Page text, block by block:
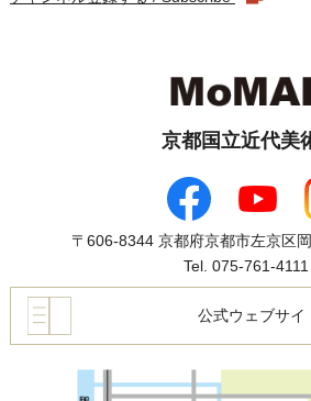
京都国立近代美
〒606-8344 京都府京都市左京区
Tel. 075-761-4111
公式ウェブサイ